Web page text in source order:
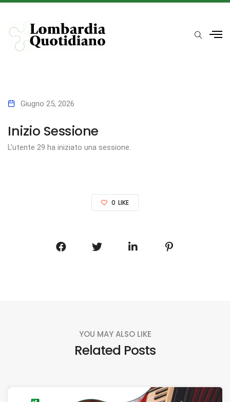
Giugno 25, 2026
Inizio Sessione
L’utente 29 ha iniziato una sessione.
0 LIKE
YOU MAY ALSO LIKE
Related Posts